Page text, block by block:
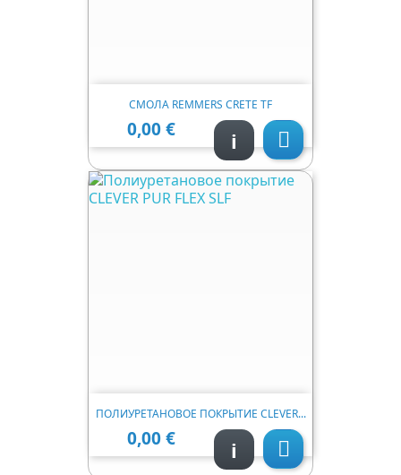
СМОЛА REMMERS CRETE TF
Ціна
0,00 € 
i
ПОЛИУРЕТАНОВОЕ ПОКРЫТИЕ CLEVER...
Ціна
0,00 € 
i